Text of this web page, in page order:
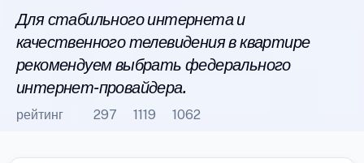
Для стабильного интернета и
качественного телевидения в квартире
рекомендуем выбрать федерального
интернет-провайдера.
рейтинг 297 1119 1062